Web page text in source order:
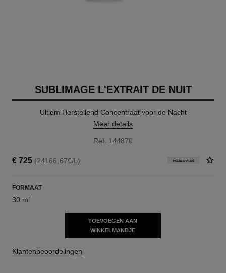
SUBLIMAGE L'EXTRAIT DE NUIT
Ultiem Herstellend Concentraat voor de Nacht
Meer details
Ref. 144870
€ 725 (24166,67€/L) exclusiviteit
FORMAAT
30 ml
TOEVOEGEN AAN
WINKELMANDJE
Klantenbeoordelingen